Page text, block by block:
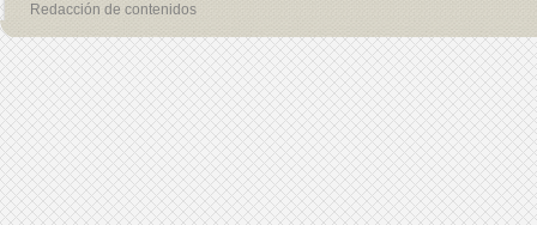
Redacción de contenidos